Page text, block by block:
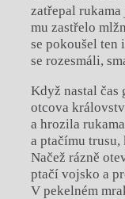
zatřepal
mu zastřelo
se pokoušel ten
se rozesmáli,
Když nastal čas
otcova
a hrozila
a ptačímu
Načež rázně
ptačí vojsko a
V pekelném